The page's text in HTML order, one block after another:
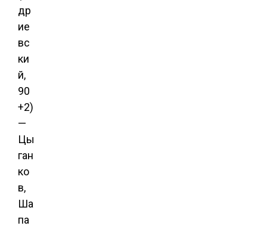
др
ие
вс
ки
й,
90
+2)
—
Цы
ган
ко
в,
Ша
па